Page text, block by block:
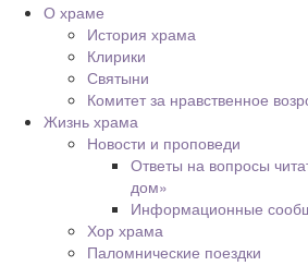
О храме
История храма
Клирики
Святыни
Комитет за нравственное
Жизнь храма
Новости и проповеди
Ответы на вопросы
дом»
Информационные
Хор храма
Паломнические поездки